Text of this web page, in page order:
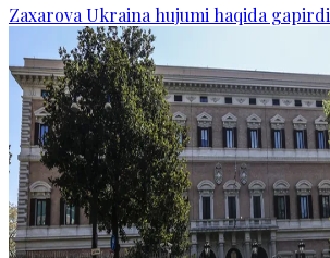
Zaxarova Ukraina hujumi haqida gapirdi